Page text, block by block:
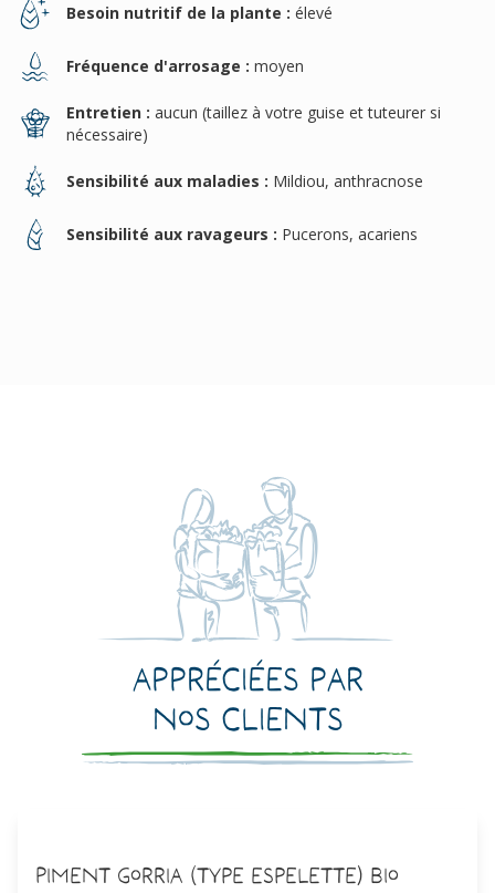
Besoin nutritif de la plante : élevé
Fréquence d'arrosage : moyen
Entretien : aucun (taillez à votre guise et tuteurer si
nécessaire)
Sensibilité aux maladies : Mildiou, anthracnose
Sensibilité aux ravageurs : Pucerons, acariens
Appréciées par
nos clients
Piment Gorria (type Espelette) Bio